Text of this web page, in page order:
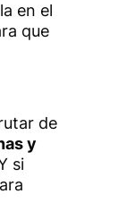
en el
que
de
y
si